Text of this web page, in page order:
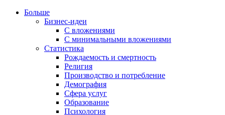
Больше
Бизнес-идеи
С вложениями
С минимальными вложениями
Статистика
Рождаемость и смертность
Религия
Производство и потребление
Демография
Сфера услуг
Образование
Психология